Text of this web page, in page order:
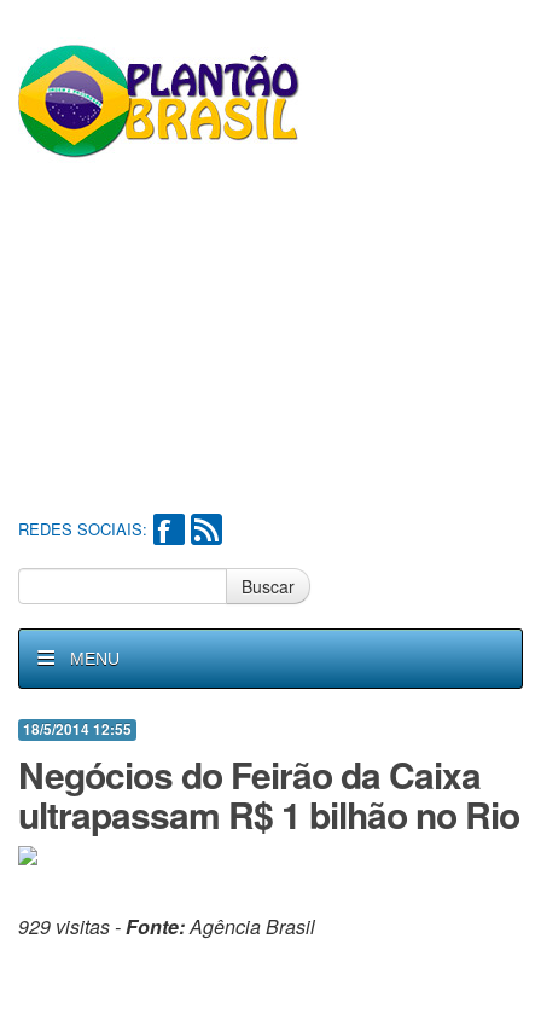
REDES SOCIAIS:
Buscar
MENU
18/5/2014 12:55
Negócios do Feirão da Caixa
ultrapassam R$ 1 bilhão no Rio
929 visitas -Fonte:Agência Brasil